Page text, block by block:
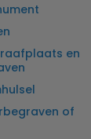
en
of